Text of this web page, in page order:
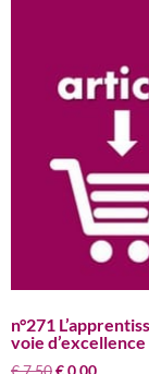
n°271
voie d’excellence
€7,50Le
€0,00Le